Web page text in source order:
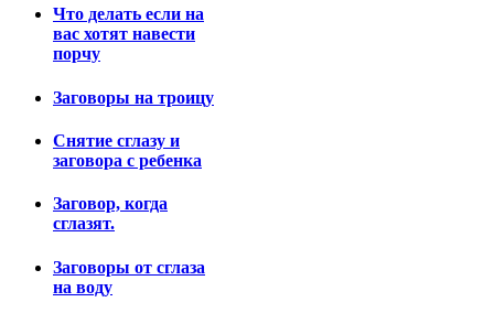
Что делать если на
вас хотят навести
порчу
Заговоры на троицу
Снятие сглазу и
заговора с ребенка
Заговор, когда
сглазят.
Заговоры от сглаза
на воду